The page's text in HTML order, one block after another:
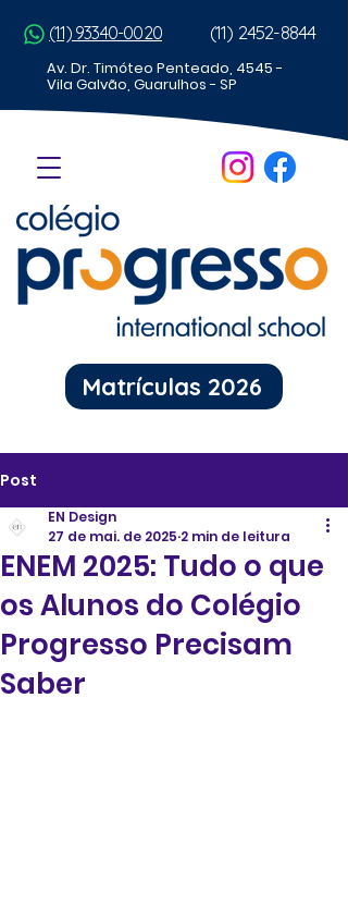
(11) 93340-0020 (11) 2452-8844
Av. Dr. Timóteo Penteado, 4545 -
Vila Galvão, Guarulhos - SP
Matrículas 2026
Post
ENEM 2025: Tudo o que
os Alunos do Colégio
Progresso Precisam
Saber
EN Design
27 de mai. de 2025 2 min de leitura